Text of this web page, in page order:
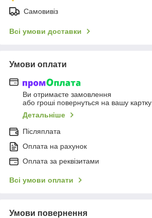
Самовивіз
Всі умови доставки
Умови оплати
Ви отримаєте замовлення
або гроші повернуться на вашу картку
Детальніше
Післяплата
Оплата на рахунок
Оплата за реквізитами
Всі умови оплати
Умови повернення